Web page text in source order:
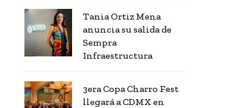
Tania Ortiz Mena
anuncia su salida de
Sempra
Infraestructura
3era Copa Charro Fest
llegará a CDMX en